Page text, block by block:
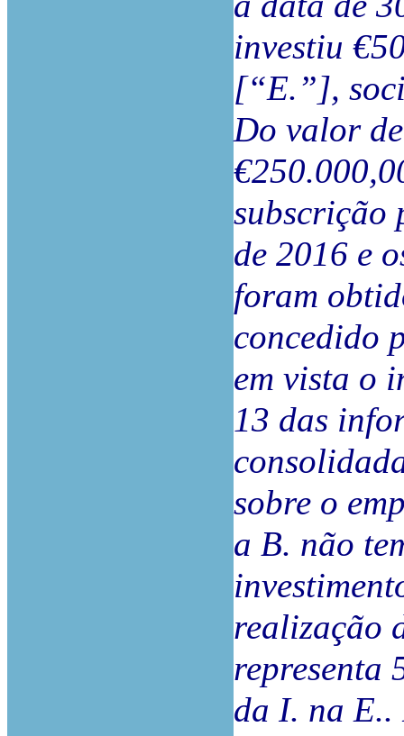
investiu
[“E.”],
Do valor
subscrição
de 2016 e
foram
concedido
em vista o
13 das
sobre o
a B. não
realização
representa
da I. na E..